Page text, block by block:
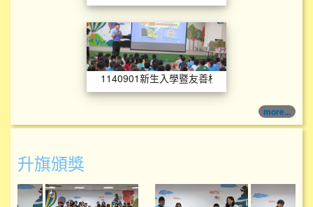
1140901新生入學
1140901新生入學暨友善校園宣導
more...
升旗頒獎
114學年度升旗頒獎 114學年度升旗頒獎